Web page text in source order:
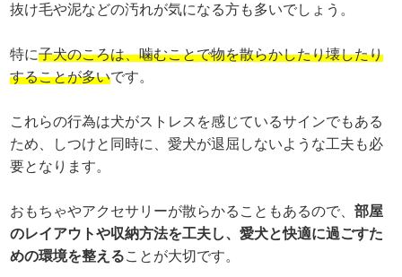
抜け毛や泥などの汚れが気になる方も多いでしょう。
特に子犬のころは、噛むことで物を散らかしたり壊したり
することが多いです。
これらの行為は犬がストレスを感じているサインでもある
ため、しつけと同時に、愛犬が退屈しないような工夫も必
要となります。
おもちゃやアクセサリーが散らかることもあるので、部屋
のレイアウトや収納方法を工夫し、愛犬と快適に過ごすた
めの環境を整えることが大切です。